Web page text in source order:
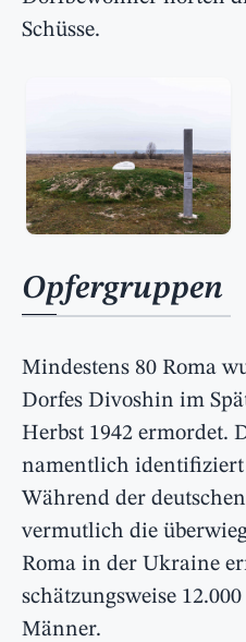
Schüsse.
Opfergruppen
Mindestens 80 Roma
Dorfes Divoshin im
Herbst 1942 ermordet.
namentlich identifiziert
Während der
vermutlich die
Roma in der Ukraine
schätzungsweise
Männer.